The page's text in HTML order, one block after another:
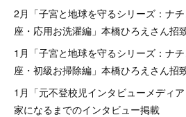
2月「子宮と地球を守るシリーズ：ナ
座・応用お洗濯編」本橋ひろえさん招
1月「子宮と地球を守るシリーズ：ナ
座・初級お掃除編」本橋ひろえさん招
1月「元不登校児インタビューメディ
家になるまでのインタビュー掲載